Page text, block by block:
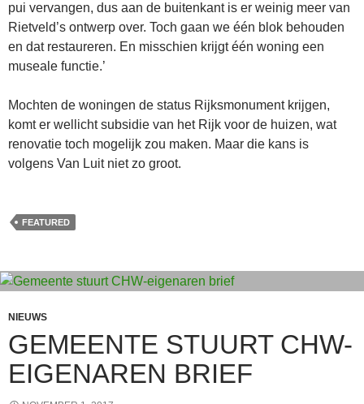
pui vervangen, dus aan de buitenkant is er weinig meer van
Rietveld’s ontwerp over. Toch gaan we één blok behouden
en dat restaureren. En misschien krijgt één woning een
museale functie.’
Mochten de woningen de status Rijksmonument krijgen,
komt er wellicht subsidie van het Rijk voor de huizen, wat
renovatie toch mogelijk zou maken. Maar die kans is
volgens Van Luit niet zo groot.
FEATURED
NIEUWS
GEMEENTE STUURT CHW-
EIGENAREN BRIEF